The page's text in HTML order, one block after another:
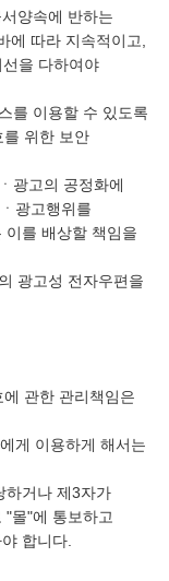
양속에 반하는
에 따라 지속적이고,
을 다하여야
를 이용할 수 있도록
를 위한 보안
광고의 공정화에
광고행위를
이를 배상할 책임을
광고성 전자우편을
관한 관리책임은
게 이용하게 해서는
하거나 제3자가
몰"에 통보하고
합니다.